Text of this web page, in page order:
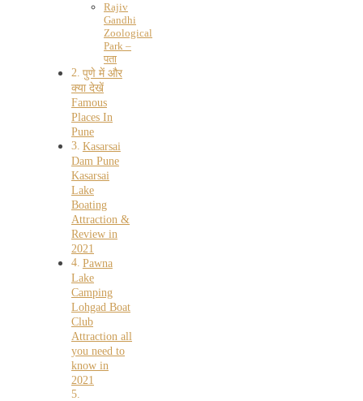
Rajiv
Gandhi
Zoological
Park –
पता
पुणे में और
क्या देखें
Famous
Places In
Pune
Kasarsai
Dam Pune
Kasarsai
Lake
Boating
Attraction &
Review in
2021
Pawna
Lake
Camping
Lohgad Boat
Club
Attraction all
you need to
know in
2021